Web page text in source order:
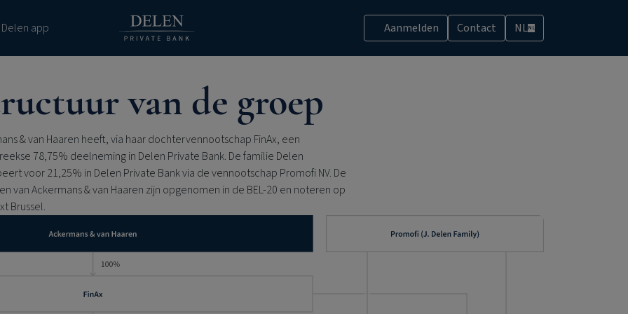
app Aanmelden Contact NLNL
van de groep
& van Haaren heeft, via haar dochtervennootschap FinAx, een
78,75% deelneming in Delen Private Bank. De familie Delen
voor 21,25% in Delen Private Bankvia de vennootschap Promofi NV. De
van Ackermans & van Haaren zijn opgenomen in de BEL-20 en noteren op
Brussel.